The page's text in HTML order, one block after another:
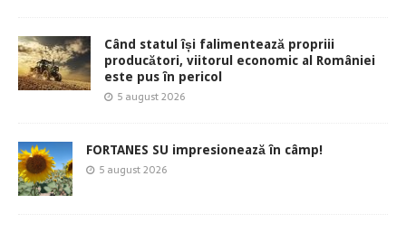
Când statul își falimentează propriii
producători, viitorul economic al României
este pus în pericol
5 august 2026
FORTANES SU impresionează în câmp!
5 august 2026